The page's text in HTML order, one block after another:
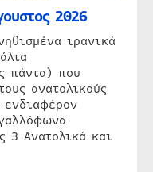
2026
ιρανικά
πάντα) που
ανατολικούς
3 Ανατολικά και